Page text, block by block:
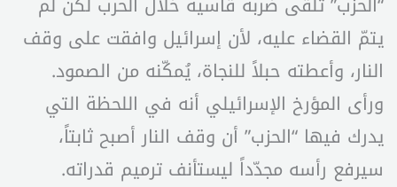
يتمّ القضاء عليه، لأن إسرائيل وافقت على وقف
النار، وأعطته حبلاً للنجاة، يُمكّنه من الصمود.
ورأى المؤرخ الإسرائيلي أنه في اللحظة التي
يدرك فيها “الحزب” أن وقف النار أصبح ثابتاً،
سيرفع رأسه مجدّداً ليستأنف ترميم قدراته.